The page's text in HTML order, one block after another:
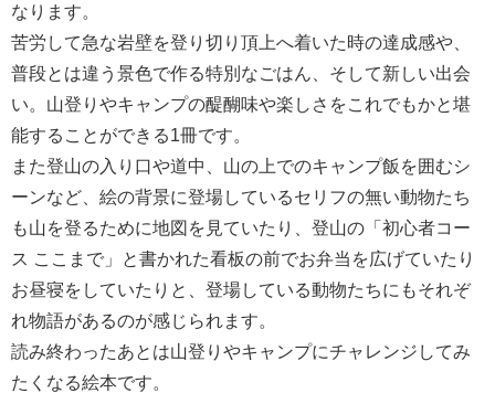
なります。
苦労して急な岩壁を登り切り頂上へ着いた時の達成感や、
普段とは違う景色で作る特別なごはん、そして新しい出会
い。山登りやキャンプの醍醐味や楽しさをこれでもかと堪
能することができる1冊です。
また登山の入り口や道中、山の上でのキャンプ飯を囲むシ
ーンなど、絵の背景に登場しているセリフの無い動物たち
も山を登るために地図を見ていたり、登山の「初心者コー
ス ここまで」と書かれた看板の前でお弁当を広げていたり
お昼寝をしていたりと、登場している動物たちにもそれぞ
れ物語があるのが感じられます。
読み終わったあとは山登りやキャンプにチャレンジしてみ
たくなる絵本です。